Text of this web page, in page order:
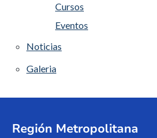
Cursos
Eventos
Noticias
Galeria
Región Metropolitana